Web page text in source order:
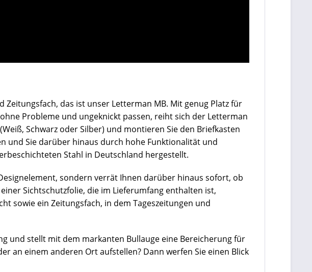
das ist unser Letterman MB. Mit genug Platz für
Probleme und ungeknickt passen, reiht sich der Letterman
Schwarz oder Silber) und montieren Sie den Briefkasten
und Sie darüber hinaus durch hohe Funktionalität und
Stahl in Deutschland hergestellt.
sondern verrät Ihnen darüber hinaus sofort, ob
Sichtschutzfolie, die im Lieferumfang enthalten ist,
sowie ein Zeitungsfach, in dem Tageszeitungen und
und stellt mit dem markanten Bullauge eine Bereicherung für
an einem anderen Ort aufstellen? Dann werfen Sie einen Blick